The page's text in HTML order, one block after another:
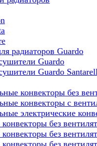
радиаторов Guardo
Guardo
Guardo
конвекторы без
конвекторы с
электрические
без
без
без